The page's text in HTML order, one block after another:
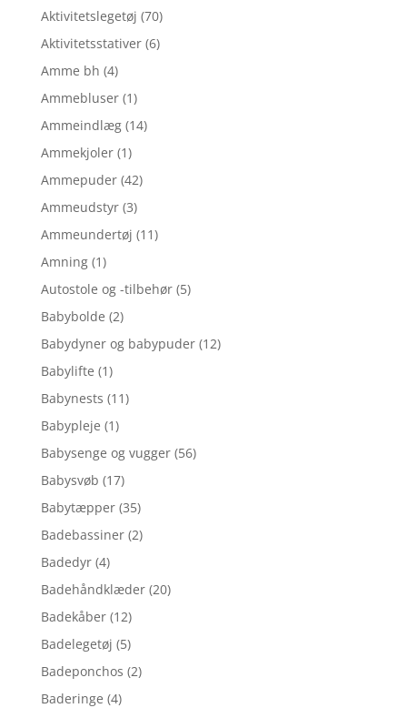
Aktivitetslegetøj (70)
Aktivitetsstativer (6)
Amme bh (4)
Ammebluser (1)
Ammeindlæg (14)
Ammekjoler (1)
Ammepuder (42)
Ammeudstyr (3)
Ammeundertøj (11)
Amning (1)
Autostole og -tilbehør (5)
Babybolde (2)
Babydyner og babypuder (12)
Babylifte (1)
Babynests (11)
Babypleje (1)
Babysenge og vugger (56)
Babysvøb (17)
Babytæpper (35)
Badebassiner (2)
Badedyr (4)
Badehåndklæder (20)
Badekåber (12)
Badelegetøj (5)
Badeponchos (2)
Baderinge (4)